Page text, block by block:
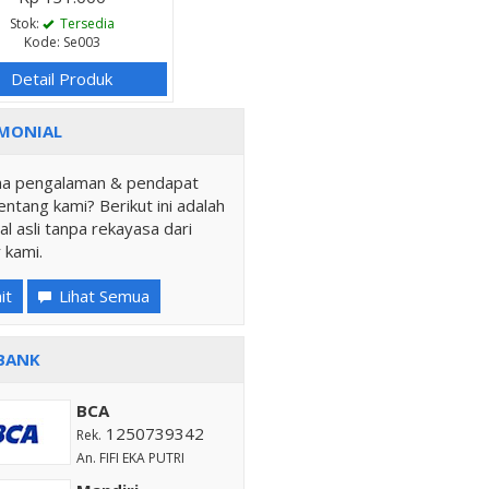
Stok:
Tersedia
Kode: Se003
Detail Produk
pengalaman & pendapat
kami? Berikut ini adalah
asli tanpa rekayasa dari
Lihat Semua
BCA
Rek. 1250739342
An. FIFI EKA PUTRI